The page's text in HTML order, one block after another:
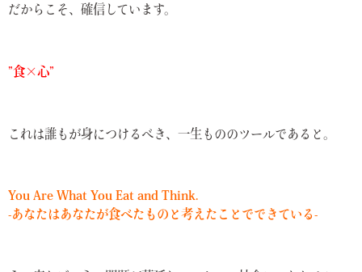
だからこそ、確信しています。
”食×心”
これは誰もが身につけるべき、一生もののツールであると。
You Are What You Eat and Think.
-あなたはあなたが食べたものと考えたことでできている-